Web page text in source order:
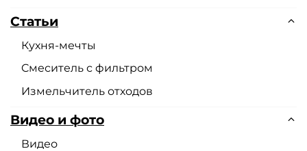
Статьи
Кухня-мечты
Cмеситель с фильтром
Измельчитель отходов
Видео и фото
Видео